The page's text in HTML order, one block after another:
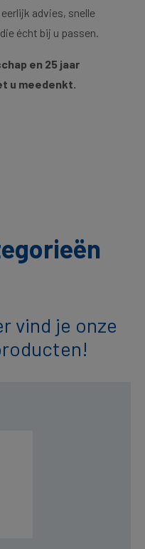
advies, snelle
écht bij u passen.
en 25 jaar
u meedenkt.
vind je onze